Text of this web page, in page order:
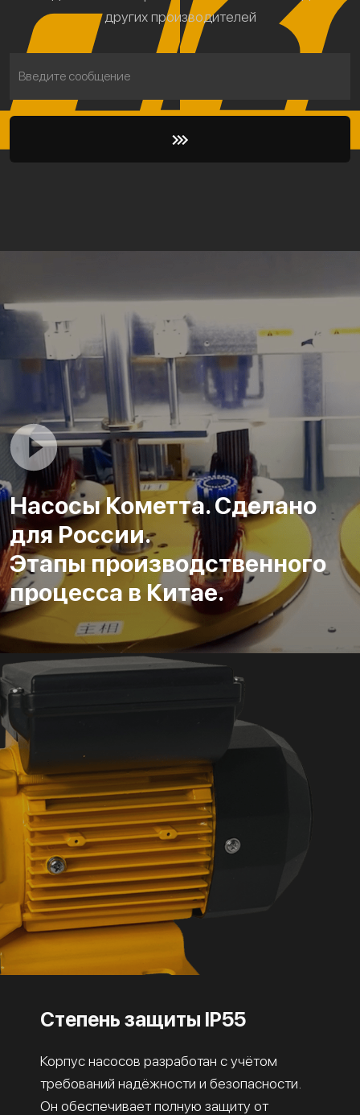
других производителей
Введите сообщение
Насосы Кометта. Сделано
для России.
Этапы производственного
процесса в Китае.
Степень защиты IP55
Корпус насосов разработан с учётом
требований надёжности и безопасности.
Он обеспечивает полную защиту от